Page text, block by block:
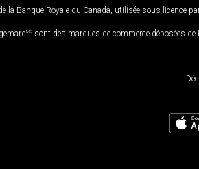
la Banque Royale du Canada, utilisée sous licence
MD sont des marques de commerce déposées